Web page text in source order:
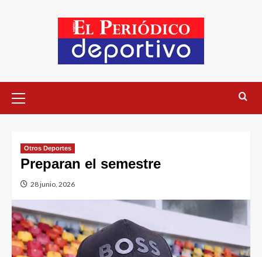
Otros Deportes
Preparan el semestre
28 junio, 2026